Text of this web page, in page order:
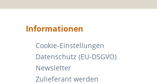
Informationen
Cookie-Einstellungen
Datenschutz (EU-DSGVO)
Newsletter
Zulieferant werden